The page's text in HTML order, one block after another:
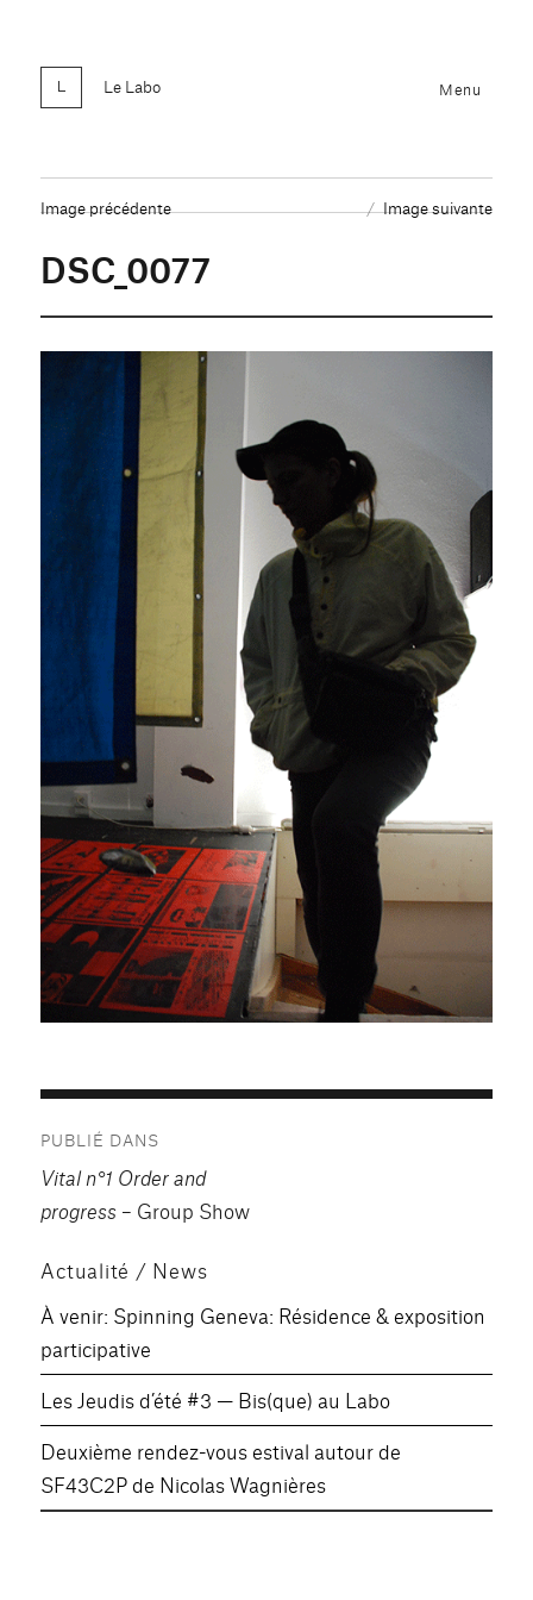
Le Labo Menu
Image précédente Image suivante
DSC_0077
de
l’article
PUBLIÉ DANS
Vital n°1 Order and
progress – Group Show
Actualité / News
À venir: Spinning Geneva: Résidence & exposition
participative
Les Jeudis d’été #3 — Bis(que) au Labo
Deuxième rendez-vous estival autour de
SF43C2P de Nicolas Wagnières